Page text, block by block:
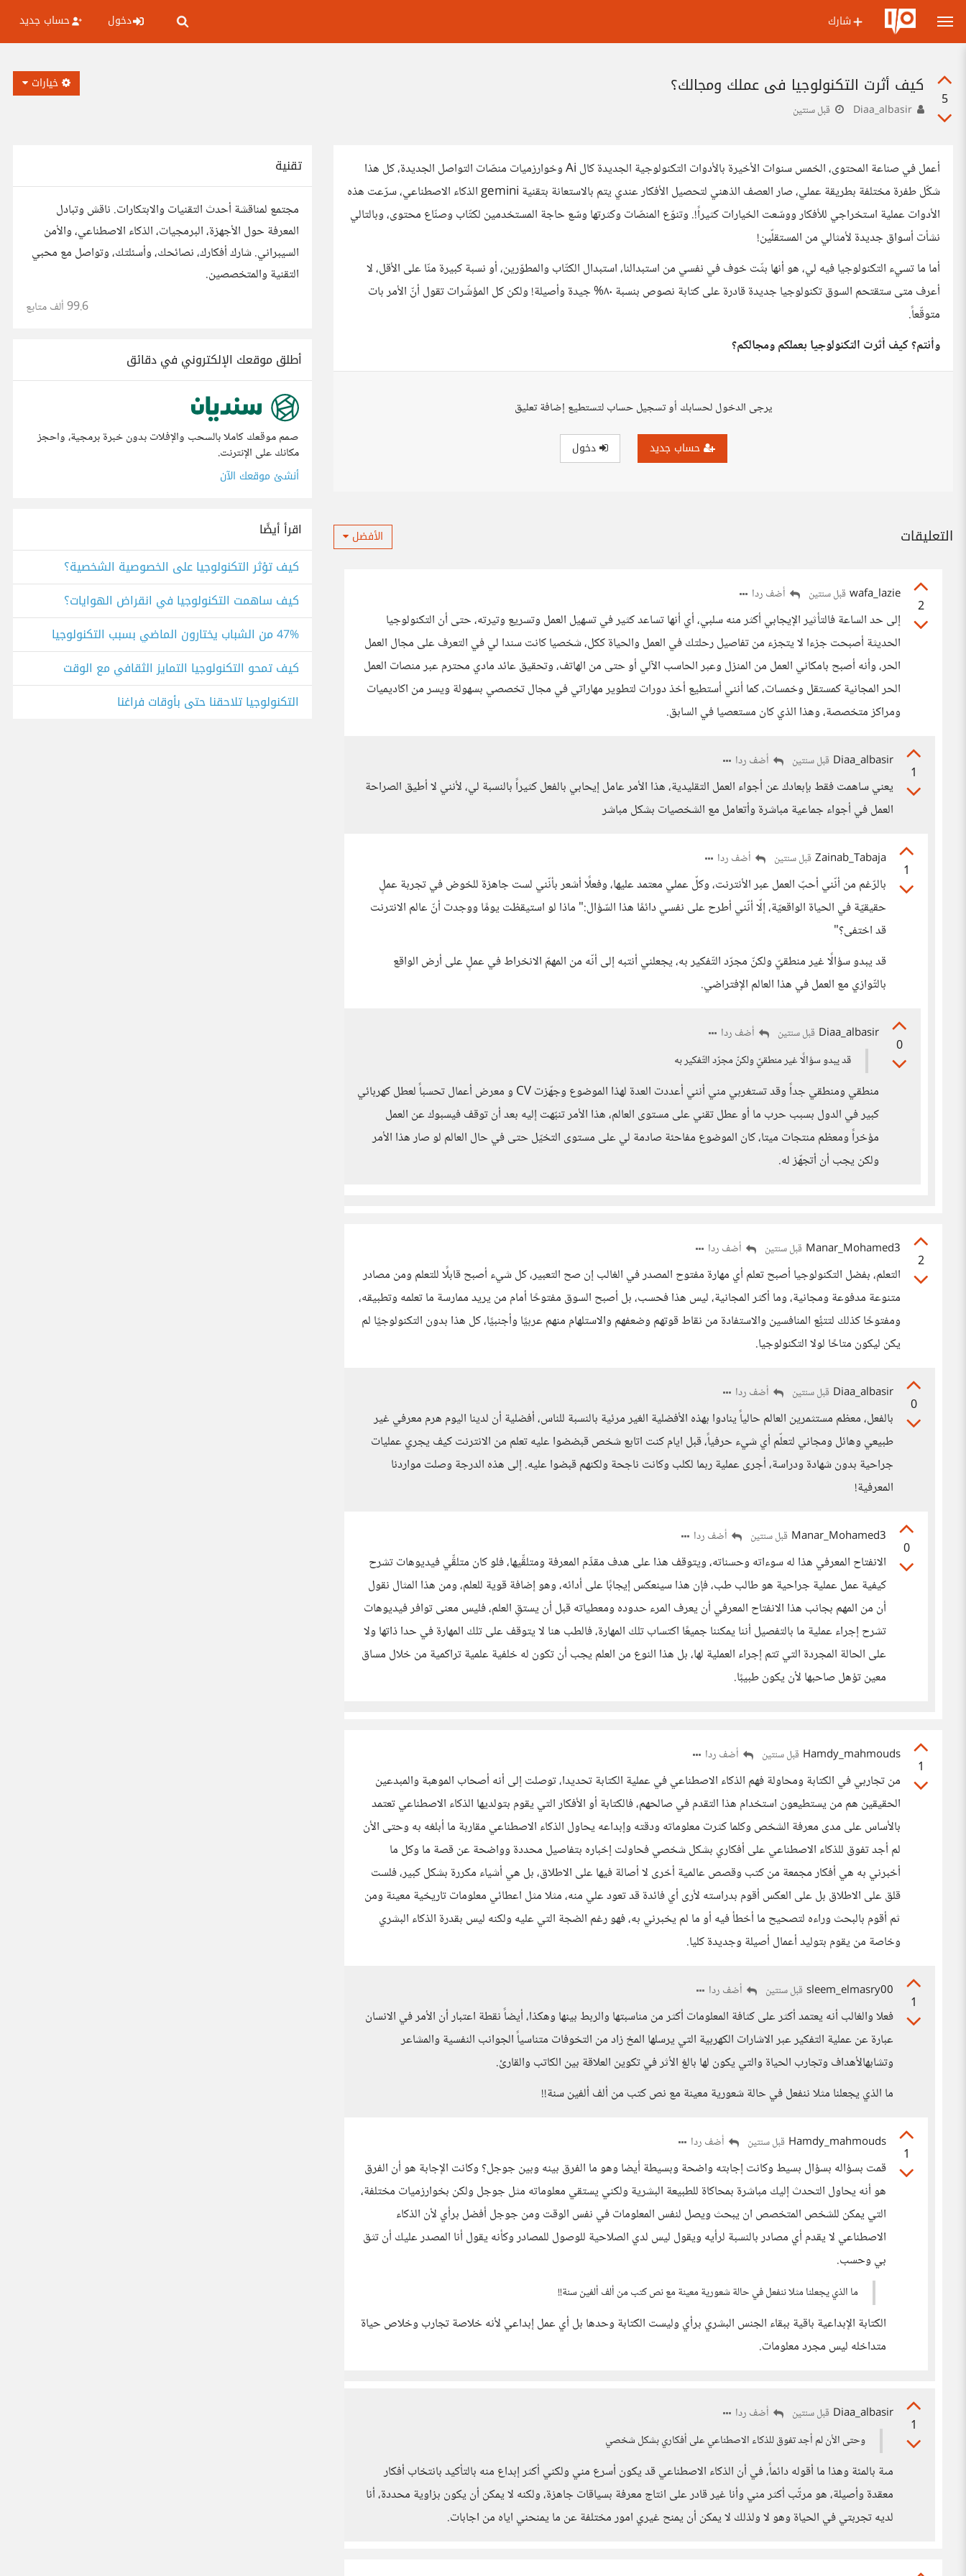
شارك دخول حساب جديد
5
كيف أثرت التكنولوجيا في عملك ومجالك؟
قبل سنتين
خيارات
أعمل في صناعة المحتوى، الخمس سنوات الأخيرة بالأدوات التكنولوجية الجديدة كال Ai وخوارزميات منصّات التواصل الجديدة، كل هذا
شكّل طفرة مختلفة بطريقة عملي، صار العصف الذهني لتحصيل الأفكار عندي يتم بالاستعانة بتقنية gemini الذكاء الاصطناعي، سرّعت هذه
الأدوات عملية استخراجي للأفكار ووسّعت الخيارات كثيراً!. وتنوّع المنصّات وكثرتها وسّع حاجة المستخدمين لكتّاب وصنّاع محتوى، وبالتالي
نشأت أسواق جديدة لأمثالي من المستقلّين!
أما ما تسيء التكنولوجيا فيه لي، هو أنها بثّت خوف في نفسي من استبدالنا، استبدال الكتّاب والمطوّرين، أو نسبة كبيرة منّا على الأقل، لا
أعرف متى ستقتحم السوق تكنولوجيا جديدة قادرة على كتابة نصوص بنسبة ٨٠% جيدة وأصيلة! ولكن كل المؤشّرات تقول أنّ الأمر بات
متوقّعاً.
وأنتم؟ كيف أثرت التكنولوجيا بعملكم ومجالكم؟
يرجى الدخول لحسابك أو تسجيل حساب لتستطيع إضافة تعليق
حساب جديد دخول
التعليقات الأفضل
2
wafa_lazie قبل سنتين أضف ردا
إلى حد الساعة فالتأثير الإيجابي أكثر منه سلبي، أي أنها تساعد كثير في تسهيل العمل وتسريع وتيرته، حتى أن التكنولوجيا
الحديثة أصبحت جزءا لا يتجزء من تفاصيل رحلتك في العمل والحياة ككل، شخصيا كانت سندا لي في التعرف على مجال العمل
الحر، وأنه أصبح بامكاني العمل من المنزل وعبر الحاسب الآلي أو حتى من الهاتف، وتحقيق عائد مادي محترم عبر منصات العمل
الحر المجانية كمستقل وخمسات، كما أنني أستطيع أخذ دورات لتطوير مهاراتي في مجال تخصصي بسهولة ويسر من اكاديميات
ومراكز متخصصة، وهذا الذي كان مستعصيا في السابق.
1
Diaa_albasir قبل سنتين أضف ردا
يعني ساهمت فقط بإبعادك عن أجواء العمل التقليدية، هذا الأمر عامل إيحابي بالفعل كثيراً بالنسبة لي، لأنني لا أطيق الصراحة
العمل في أجواء جماعية مباشرة وأتعامل مع الشخصيات بشكل مباشر
1
Zainab_Tabaja قبل سنتين أضف ردا
بالرّغم من أنّني أحبّ العمل عبر الأنترنت، وكلّ عملي معتمد عليها، وفعلًا أشعر بأنّني لست جاهزة للخوض في تجربة عملٍ
حقيقيّة في الحياة الواقعيّة، إلّا أنّني أطرح على نفسي دائمًا هذا السّؤال:" ماذا لو استيقظت يومًا ووجدت أنّ عالم الانترنت
قد اختفى؟"
قد يبدو سؤالًا غير منطقيّ ولكنّ مجرّد التّفكير به، يجعلني أنتبه إلى أنّه من المهمّ الانخراط في عملٍ على أرض الواقع
بالتّوازي مع العمل في هذا العالم الإفتراضي.
0
Diaa_albasir قبل سنتين
أضف ردا
قد يبدو سؤالًا غير منطقيّ ولكنّ مجرّد التّفكير به
منطقي ومنطقي جداً وقد تستغربي مني أنني أعددت العدة لهذا الموضوع وجهّزت CV و معرض أعمال تحسباً لعطل كهربائي
كبير في الدول بسبب حرب ما أو عطل تقني على مستوى العالم، هذا الأمر تنبّهت إليه بعد أن توقف فيسبوك عن العمل
مؤخراً ومعظم منتجات ميتا، كان الموضوع مفاحئة صادمة لي على مستوى التخيّل حتى في حال العالم لو صار هذا الأمر
ولكن يجب أن أتجهّز له.
2
Manar_Mohamed3 قبل سنتين أضف ردا
التعلم، بفضل التكنولوجيا أصبح تعلم أي مهارة مفتوح المصدر في الغالب إن صح التعبير، كل شيء أصبح قابلًا للتعلم ومن مصادر
متنوعة مدفوعة ومجانية، وما أكثر المجانية، ليس هذا فحسب، بل أصبح السوق مفتوحًا أمام من يريد ممارسة ما تعلمه وتطبيقه،
ومفتوحًا كذلك لتتبُّع المنافسين والاستفادة من نقاط قوتهم وضعفهم والاستلهام منهم عربيًا وأجنبيًا، كل هذا بدون التكنولوجيًا لم
يكن ليكون متاحًا لولا التكنولوجيا.
0
Diaa_albasir قبل سنتين أضف ردا
بالفعل، معظم مستثمرين العالم حالياً ينادوا بهذه الأفضلية الغير مرئية بالنسبة للناس، أفضلية أن لدينا اليوم هرم معرفي غير
طبيعي وهائل ومجاني لتعلّم أي شيء حرفياً، قبل ايام كنت اتابع شخص قبضضوا عليه تعلم من الانترنت كيف يجري عمليات
جراحية بدون شهادة ودراسة، أجرى عملية ربما لكلب وكانت ناجحة ولكنهم قبضوا عليه. إلى هذه الدرجة وصلت مواردنا
المعرفية!
0
Manar_Mohamed3 قبل سنتين أضف ردا
الانفتاح المعرفي هذا له سوءاته وحسناته، ويتوقف هذا على هدف مقدِّم المعرفة ومتلقِّيها، فلو كان متلقِّي فيديوهات تشرح
كيفية عمل عملية جراحية هو طالب طب، فإن هذا سينعكس إيجابًا على أدائه، وهو إضافة قوية للعلم، ومن هذا المثال نقول
أن من المهم بجانب هذا الانفتاح المعرفي أن يعرف المرء حدوده ومعطياته قبل أن يستقِ العلم، فليس معنى توافر فيديوهات
تشرح إجراء عملية ما بالتفصيل أننا يمكننا جميعًا اكتساب تلك المهارة، فالطب هنا لا يتوقف على تلك المهارة في حدا ذاتها ولا
على الحالة المجردة التي تتم إجراء العملية لها، بل هذا النوع من العلم يجب أن تكون له خلفية علمية تراكمية من خلال مساق
معين تؤهل صاحبها لأن يكون طبيبًا.
1
Hamdy_mahmouds قبل سنتين أضف ردا
من تجاربي في الكتابة ومحاولة فهم الذكاء الاصطناعي في عملية الكتابة تحديدا، توصلت إلى أنه أصحاب الموهبة والمبدعين
الحقيقين هم من يستطيعون استخدام هذا التقدم في صالحهم، فالكتابة أو الأفكار التي يقوم بتولديها الذكاء الاصطناعي تعتمد
بالأساس على مدى معرفة الشخص وكلما كثرت معلوماته ودقته وإبداعه يحاول الذكاء الاصطناعي مقاربة ما أبلغه به وحتى الأن
لم أجد تفوق للذكاء الاصطناعي على أفكاري بشكل شخصي فحاولت إخباره بتفاصيل محددة وواضحة عن قصة ما وكل ما
أخبرني به هي أفكار مجمعة من كتب وقصص عالمية أخرى لا أصالة فيها على الاطلاق، بل هي أشياء مكررة بشكل كبير، فلست
قلق على الاطلاق بل على العكس أقوم بدراسته لأرى أي فائدة قد تعود علي منه، مثلا مثل اعطائي معلومات تاريخية معينة ومن
ثم أقوم بالبحث وراءه لتصحيح ما أخطأ فيه أو ما لم يخبرني به، فهو رغم الضجة التي عليه ولكنه ليس بقدرة الذكاء البشري
وخاصة من يقوم بتوليد أعمال أصيلة وجديدة كليا.
1
sleem_elmasry00 قبل سنتين أضف ردا
فعلا والغالب أنه يعتمد أكثر على كثافة المعلومات أكثر من مناسبتها والربط بينها وهكذا، أيضاً نقطة اعتبار أن الأمر في الانسان
عبارة عن عملية التفكير عبر الاشارات الكهربية التي يرسلها المخ زاد من التخوفات متناسياً الجوانب النفسية والمشاعر
وتشابهالأهداف وتجارب الحياة والتي يكون لها بالغ الأثر في تكوين العلاقة بين الكاتب والقارئ.
ما الذي يجعلنا مثلا ننفعل في حالة شعورية معينة مع نص كتب من ألف ألفين سنة!!
1
Hamdy_mahmouds قبل سنتين أضف ردا
قمت بسؤاله بسؤال بسيط وكانت إجابته واضحة وبسيطة أيضا وهو ما الفرق بينه وبين جوجل؟ وكانت الإجابة هو أن الفرق
هو أنه يحاول التحدث إليك مباشرة بمحاكاة للطبيعة البشرية ولكني يستقي معلوماته مثل جوجل ولكن بخوارزميات مختلفة،
التي يمكن للشخص المتخصص ان يبحث ويصل لنفس المعلومات في نفس الوقت ومن جوجل أفضل برأي لأن الذكاء
الاصطناعي لا يقدم أي مصادر بالنسبة لرأيه ويقول ليس لدي الصلاحية للوصول للمصادر وكأنه يقول أنا المصدر عليك أن تثق
بي وحسب.
ما الذي يجعلنا مثلا ننفعل في حالة شعورية معينة مع نص كتب من ألف ألفين سنة!!
الكتابة الإبداعية باقية ببقاء الجنس البشري برأي وليست الكتابة وحدها بل أي عمل إبداعي لأنه خلاصة تجارب وخلاص حياة
متداخله ليس مجرد معلومات.
1
Diaa_albasir قبل سنتين
أضف ردا
وحتى الأن لم أجد تفوق للذكاء الاصطناعي على أفكاري بشكل شخصي
مىة بالمئة وهذا ما أقوله دائماً، في أن الذكاء الاصطناعي قد يكون أسرع مني ولكني أكثر إبداع منه بالتأكيد بانتخاب أفكار
معقدة وأصيلة، هو مرتّب أكثر مني وأنا غير قادر على انتاج معرفة بسياقات جاهزة، ولكنه لا يمكن أن يكون بزاوية محددة، أنا
لديه تجربتي في الحياة وهو لا ولذلك لا يمكن أن يمنح غيري امور مختلفة عن ما يمنحني اياه من اجابات.
تقنية
مجتمع لمناقشة أحدث التقنيات والابتكارات. ناقش وتبادل
المعرفة حول الأجهزة، البرمجيات، الذكاء الاصطناعي، والأمن
السيبراني. شارك أفكارك، نصائحك، وأسئلتك، وتواصل مع محبي
التقنية والمتخصصين.
99.6 ألف متابع
أطلق موقعك الإلكتروني في دقائق
صمم موقعك كاملا بالسحب والإفلات بدون خبرة برمجية، واحجز
مكانك على الإنترنت.
أنشئ موقعك الآن
اقرأ أيضًا
كيف تؤثر التكنولوجيا على الخصوصية الشخصية؟
كيف ساهمت التكنولوجيا في انقراض الهوايات؟
47% من الشباب يختارون الماضي بسبب التكنولوجيا
كيف تمحو التكنولوجيا التمايز الثقافي مع الوقت
التكنولوجيا تلاحقنا حتى بأوقات فراغنا